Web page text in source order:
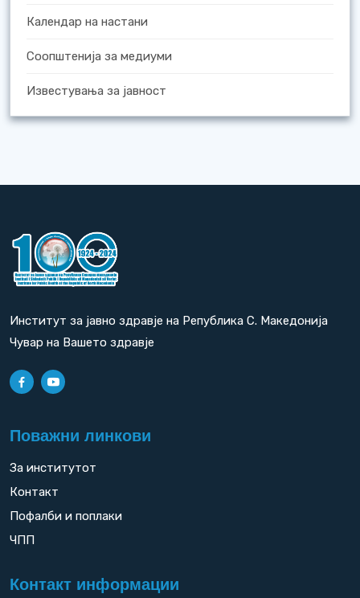
Календар на настани
Соопштенија за медиуми
Известувања за јавност
Институт за јавно здравје на Република С. Македонија
Чувар на Вашето здравје
Поважни линкови
За институтот
Контакт
Пофалби и поплаки
ЧПП
Контакт информации